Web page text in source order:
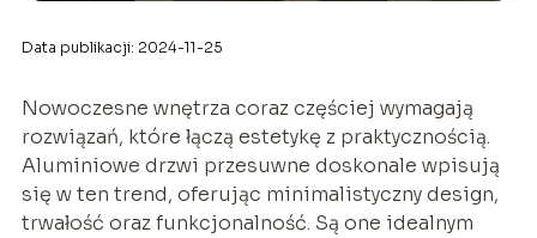
Data publikacji: 2024-11-25
Nowoczesne wnętrza coraz częściej wymagają
rozwiązań, które łączą estetykę z praktycznością.
Aluminiowe drzwi przesuwne doskonale wpisują
się w ten trend, oferując minimalistyczny design,
trwałość oraz funkcjonalność. Są one idealnym